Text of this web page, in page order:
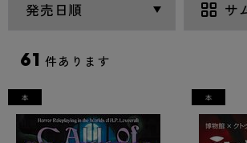
61 件あります